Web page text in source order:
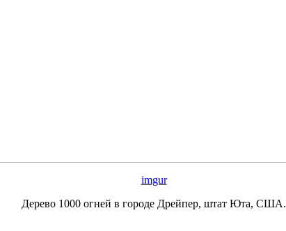
imgur
Дерево 1000 огней в городе Дрейпер, штат Юта, США.